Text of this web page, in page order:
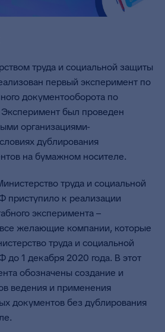
труда и социальной защиты
первый эксперимент по
документооборота по
был проведен
организациями-
дублирования
на бумажном носителе.
труда и социальной
приступило к реализации
эксперимента –
все желающие компании, которые
труда и социальной
1 декабря 2020 года. В этот
обозначены создание и
ведения и применения
документов без дублирования